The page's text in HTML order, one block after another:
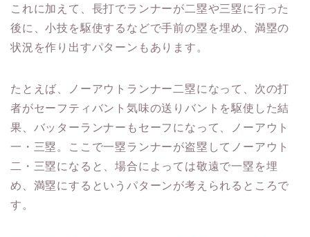
これに加えて、長打でランナーが二塁や三塁に行った
後に、小技を駆使するなどで手前の塁を埋め、満塁の
状況を作り出すパターンもあります。
たとえば、ノーアウトランナー二塁になって、次の打
者がセーフティバント気味の送りバントを駆使した結
果、バッターランナーもセーフになって、ノーアウト
一・三塁。ここで一塁ランナーが盗塁してノーアウト
二・三塁になると、場合によっては敬遠で一塁を埋
め、満塁にするというパターンが考えられるところで
す。